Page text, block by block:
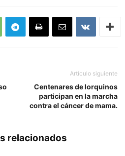
Artículo siguiente
Centenares de lorquinos
participan en la marcha
contra el cáncer de mama.
relacionados